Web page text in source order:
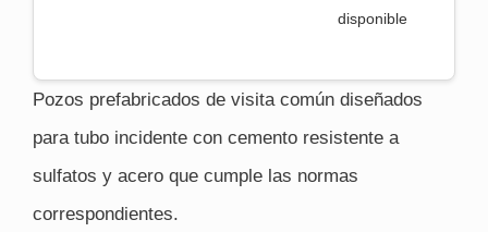
disponible
Pozos prefabricados de visita común diseñados
para tubo incidente con cemento resistente a
sulfatos y acero que cumple las normas
correspondientes.